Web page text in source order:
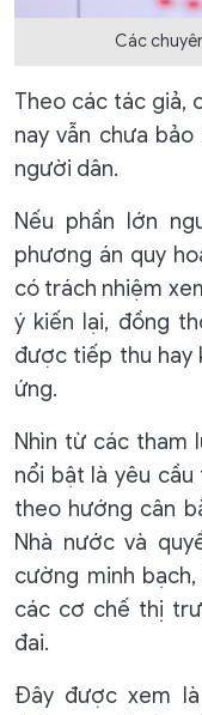
Các
Theo các tác giả,
nay vẫn chưa
người dân.
Nếu phần lớn
phương án quy
có trách nhiệm
ý kiến lại, đồng
được tiếp thu hay
ứng.
Nhìn từ các tham
nổi bật là yêu
theo hướng cân
Nhà nước và
cường minh
các cơ chế thị
đai.
Đây được xem